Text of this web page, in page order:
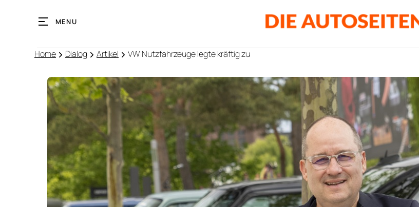
MENU
Home Dialog Artikel VW Nutzfahrzeuge legte kräftig zu